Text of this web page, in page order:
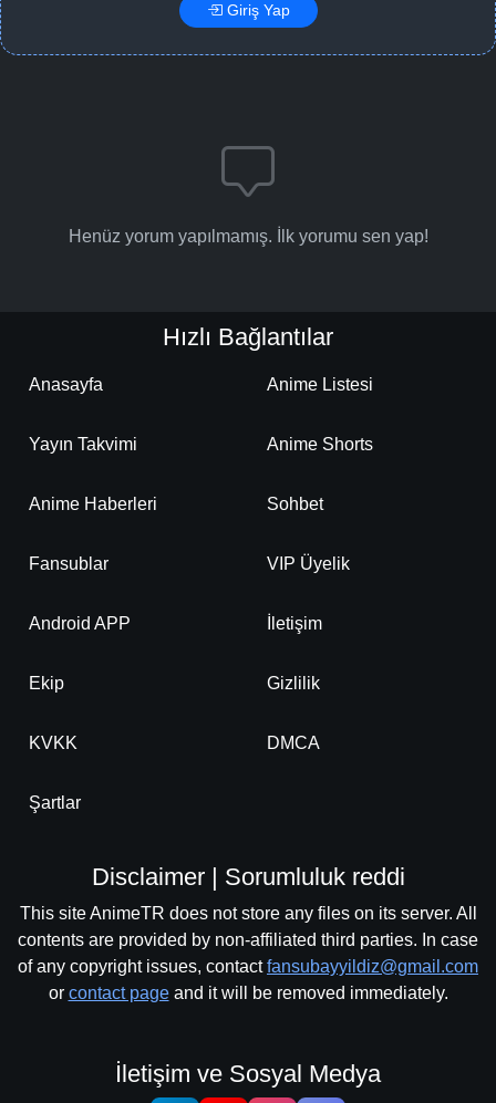
Giriş Yap
Henüz yorum yapılmamış. İlk yorumu sen yap!
Hızlı Bağlantılar
Anasayfa Anime Listesi
Yayın Takvimi Anime Shorts
Anime Haberleri Sohbet
Fansublar VIP Üyelik
Android APP İletişim
Ekip Gizlilik
KVKK DMCA
Şartlar
Disclaimer | Sorumluluk reddi
This site AnimeTR does not store any files on its server. All
contents are provided by non-affiliated third parties. In case
of any copyright issues, contactfansubayyildiz@gmail.com
or contact pageand it will be removed immediately.
İletişim ve Sosyal Medya